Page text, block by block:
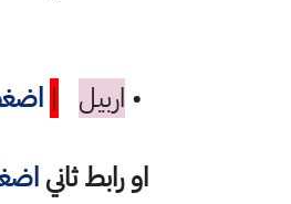
• اربيل |
او رابط ثاني